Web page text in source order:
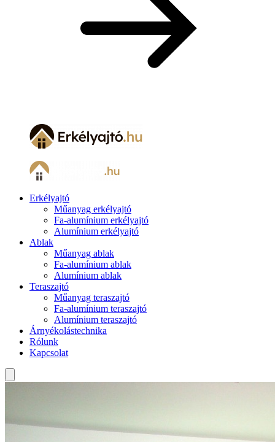
Erkélyajtó
Műanyag erkélyajtó
Fa-alumínium erkélyajtó
Alumínium erkélyajtó
Ablak
Műanyag ablak
Fa-alumínium ablak
Alumínium ablak
Teraszajtó
Műanyag teraszajtó
Fa-alumínium teraszajtó
Alumínium teraszajtó
Árnyékolástechnika
Rólunk
Kapcsolat